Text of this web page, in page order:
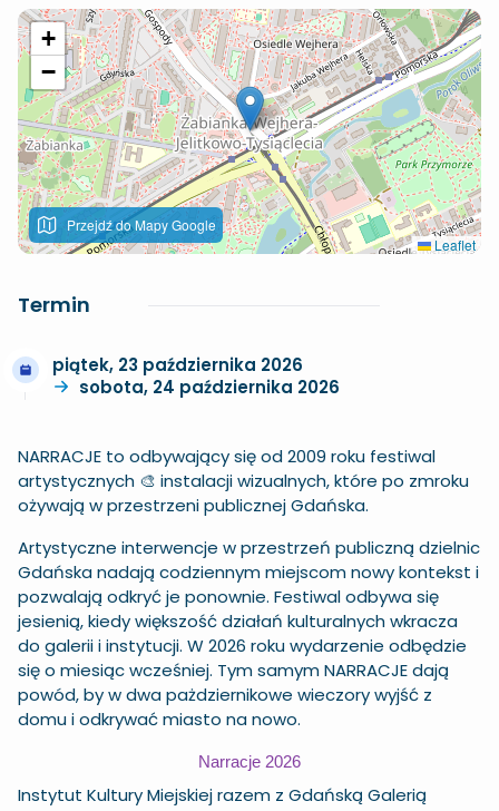
+
−
Przejdź do Mapy Google
Leaflet
Termin
piątek, 23 października 2026
sobota, 24 października 2026
NARRACJE to odbywający się od 2009 roku festiwal
artystycznych 🎨 instalacji wizualnych, które po zmroku
ożywają w przestrzeni publicznej Gdańska.
Artystyczne interwencje w przestrzeń publiczną dzielnic
Gdańska nadają codziennym miejscom nowy kontekst i
pozwalają odkryć je ponownie. Festiwal odbywa się
jesienią, kiedy większość działań kulturalnych wkracza
do galerii i instytucji. W 2026 roku wydarzenie odbędzie
się o miesiąc wcześniej. Tym samym NARRACJE dają
powód, by w dwa pażdziernikowe wieczory wyjść z
domu i odkrywać miasto na nowo.
Narracje 2026
Instytut Kultury Miejskiejrazem z Gdańską Galerią